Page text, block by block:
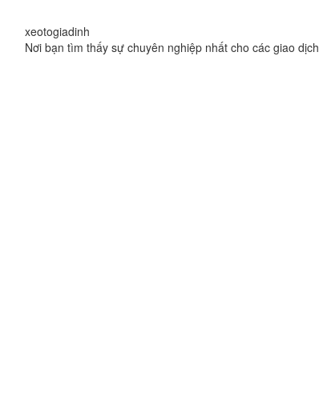
xeotogiadinh
Nơi bạn tìm thấy sự chuyên nghiệp nhất cho các giao dịch